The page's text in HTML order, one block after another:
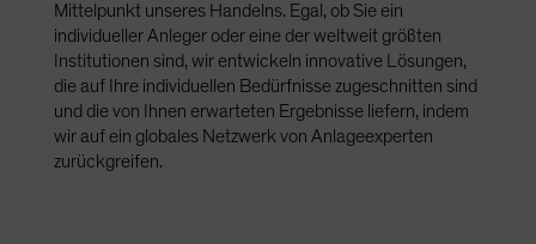
Spain
Sweden
Switzerland
Taiwan - 台灣
UK
Mittelpunkt unseres Handelns. Egal, ob Sie ein
individueller Anleger oder eine der weltweit größten
Institutionen sind, wir entwickeln innovative Lösungen,
die auf Ihre individuellen Bedürfnisse zugeschnitten sind
und die von Ihnen erwarteten Ergebnisse liefern, indem
wir auf ein globales Netzwerk von Anlageexperten
zurückgreifen.